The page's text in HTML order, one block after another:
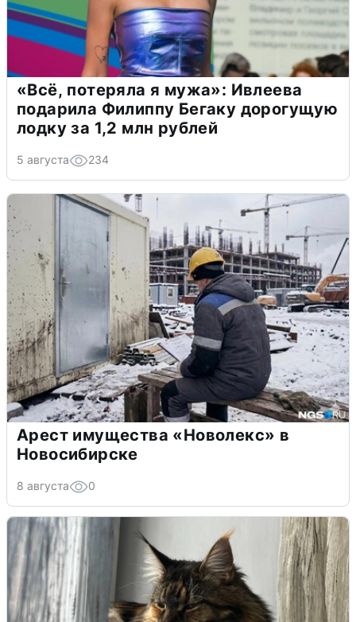
«Всё, потеряла я мужа»: Ивлеева
подарила Филиппу Бегаку дорогущую
лодку за 1,2 млн рублей
5 августа 234
Арест имущества «Новолекс» в
Новосибирске
8 августа 0